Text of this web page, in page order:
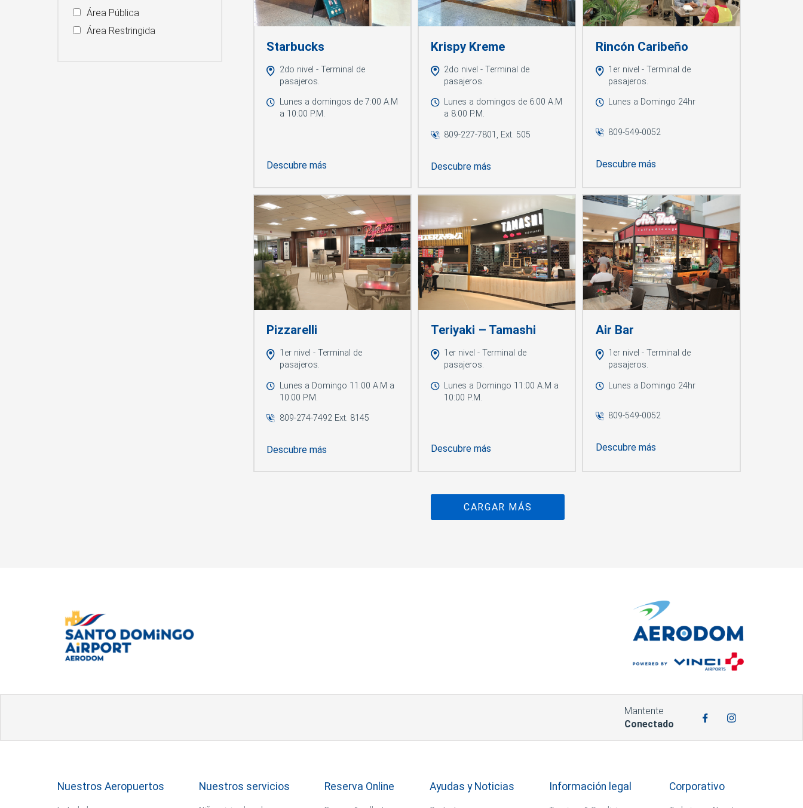
Área Pública
Área Restringida
Starbucks
2do nivel - Terminal de
pasajeros.
Lunes a domingos de 7:00 A.M
a 10:00 P.M.
Descubre más
Krispy Kreme
2do nivel - Terminal de
pasajeros.
Lunes a domingos de 6:00 A.M
a 8:00 P.M.
809-227-7801, Ext. 505
Descubre más
Rincón Caribeño
1er nivel - Terminal de
pasajeros.
Lunes a Domingo 24hr
809-549-0052
Descubre más
Pizzarelli
1er nivel - Terminal de
pasajeros.
Lunes a Domingo 11:00 A.M a
10:00 P.M.
809-274-7492 Ext. 8145
Descubre más
Teriyaki – Tamashi
1er nivel - Terminal de
pasajeros.
Lunes a Domingo 11:00 A.M a
10:00 P.M.
Descubre más
Air Bar
1er nivel - Terminal de
pasajeros.
Lunes a Domingo 24hr
809-549-0052
Descubre más
CARGAR MÁS
Mantente
Conectado
Nuestros Aeropuertos Nuestros servicios Reserva Online Ayudas y Noticias Información legal Corporativo